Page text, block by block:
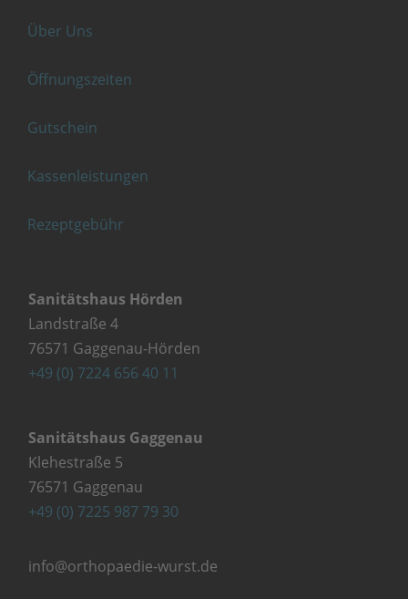
Über Uns
Öffnungszeiten
Gutschein
Kassenleistungen
Rezeptgebühr
Sanitätshaus Hörden
Landstraße 4
76571 Gaggenau-Hörden
+49 (0) 7224 656 40 11
Sanitätshaus Gaggenau
Klehestraße 5
76571 Gaggenau
+49 (0) 7225 987 79 30
info@orthopaedie-wurst.de